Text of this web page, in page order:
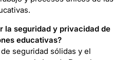
la seguridad y privacidad de
educativas?
seguridad sólidas y el